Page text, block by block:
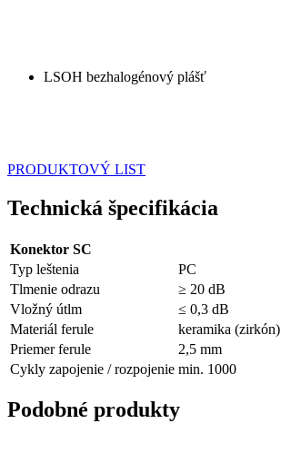
LSOH bezhalogénový plášť
PRODUKTOVÝ LIST
Technická špecifikácia
Konektor SC
Typ leštenia
PC
Tlmenie odrazu
≥ 20 dB
Vložný útlm
≤ 0,3 dB
Materiál ferule
keramika (zirkón)
Priemer ferule
2,5 mm
Cykly zapojenie / rozpojenie min. 1000
Podobné produkty